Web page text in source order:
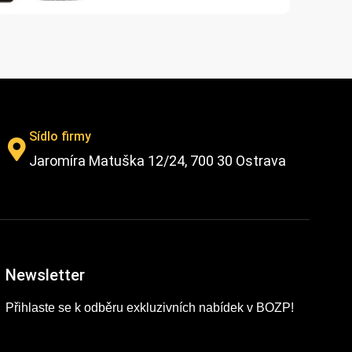
Sídlo firmy
Jaromíra Matuška 12/24, 700 30 Ostrava
Newsletter
Přihlaste se k odběru exkluzivních nabídek v BOZP!